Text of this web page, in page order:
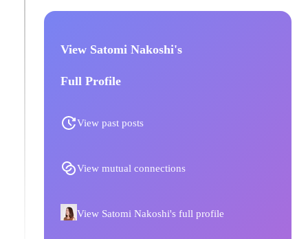
View Satomi Nakoshi's
Full Profile
View past posts
View mutual connections
View Satomi Nakoshi's full profile